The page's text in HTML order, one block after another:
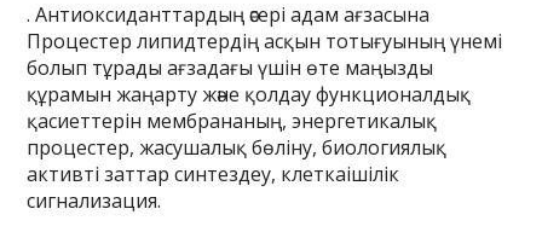
. Антиоксиданттардың әсері адам ағзасына
Процестер липидтердің асқын тотығуының үнемі
болып тұрады ағзадағы үшін өте маңызды
құрамын жаңарту және қолдау функционалдық
қасиеттерін мембрананың, энергетикалық
процестер, жасушалық бөліну, биологиялық
активті заттар синтездеу, клеткаішілік
сигнализация.